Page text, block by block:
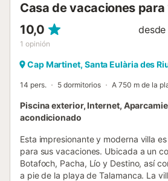
Casa de vacaciones
10,0
1 opinión
desde
Cap Martinet, Santa Eulària des
14 pers. 5 dormitorios A 750 m de la
Piscina exterior, Internet,
acondicionado
Esta impresionante y moderna villa
para sus vacaciones. Ubicada a un
Botafoch, Pacha, Lío y Destino, así
a pie de la playa de Talamanca. La